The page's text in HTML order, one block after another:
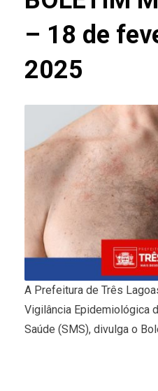
– 18 de
2025
A Prefeitura de Três
Vigilância Epidemiológica
Saúde (SMS), divulga o